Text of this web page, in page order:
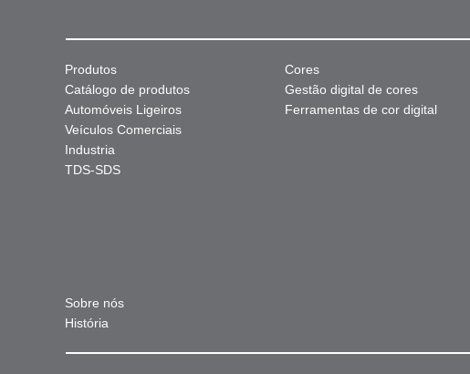
Produtos
Catálogo de produtos
Automóveis Ligeiros
Veículos Comerciais
Industria
TDS-SDS
Cores
Gestão digital de cores
Ferramentas de cor digital
Sobre nós
História